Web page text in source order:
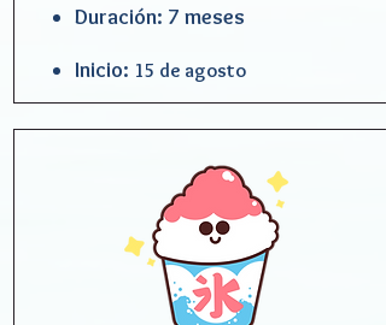
Duración: 7 meses
Inicio: 15 de agosto